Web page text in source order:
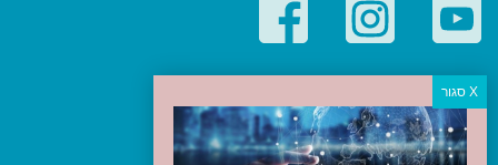
קטגוריות פופולריות
יעדים
טיולים בישראל